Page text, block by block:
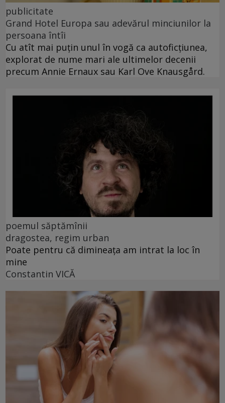
publicitate
Grand Hotel Europa sau adevărul minciunilor la
persoana întîi
Cu atît mai puțin unul în vogă ca autoficțiunea,
explorat de nume mari ale ultimelor decenii
precum Annie Ernaux sau Karl Ove Knausgård.
poemul săptămînii
dragostea, regim urban
Poate pentru că dimineața am intrat la loc în
mine
Constantin VICĂ